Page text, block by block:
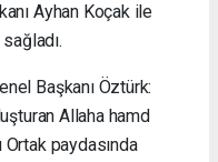
Ayhan Koçak ile
Başkanı Öztürk:
Allaha hamd
paydasında